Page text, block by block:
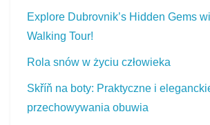
Explore Dubrovnik’s Hidden Gems
Walking Tour!
Rola snów w życiu człowieka
Skříň na boty: Praktyczne i
przechowywania obuwia